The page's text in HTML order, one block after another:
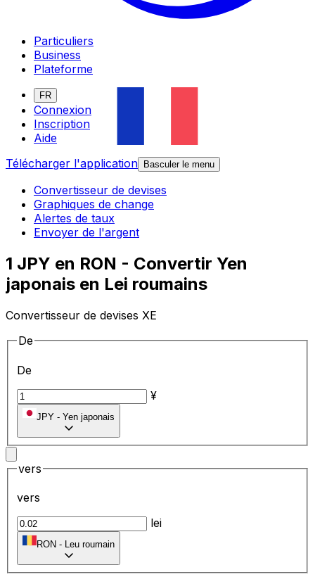
Particuliers
Business
Plateforme
FR
Connexion
Inscription
Aide
Télécharger l'application
Basculer le menu
Convertisseur de devises
Graphiques de change
Alertes de taux
Envoyer de l'argent
1 JPY en RON - Convertir Yen
japonais en Lei roumains
Convertisseur de devises XE
De
De
¥
JPY - Yen japonais
vers
vers
lei
RON - Leu roumain